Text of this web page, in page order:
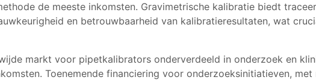
de meeste inkomsten. Gravimetrische kalibratie biedt
en betrouwbaarheid van kalibratieresultaten, wat
markt voor pipetkalibrators onderverdeeld in onderzoek en
Toenemende financiering voor onderzoeksinitiatieven,